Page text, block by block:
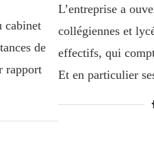
cabinet
de
rapport
L’entreprise a
collégiennes et
effectifs, qui
Et en particulier